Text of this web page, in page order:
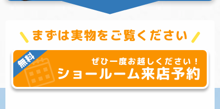
まずは実物をご覧ください
ぜひ一度お越しください！
ショールーム来店予約